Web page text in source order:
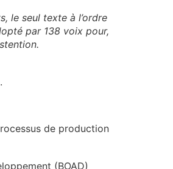
le seul texte à l’ordre
par 138 voix pour,
de production
(BOAD)